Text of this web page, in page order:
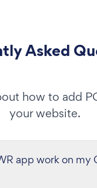
Asked
how to add
your website.
app work on my